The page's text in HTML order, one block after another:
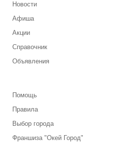
Новости
Афиша
Акции
Справочник
Объявления
Помощь
Правила
Выбор города
Франшиза "Окей Город"